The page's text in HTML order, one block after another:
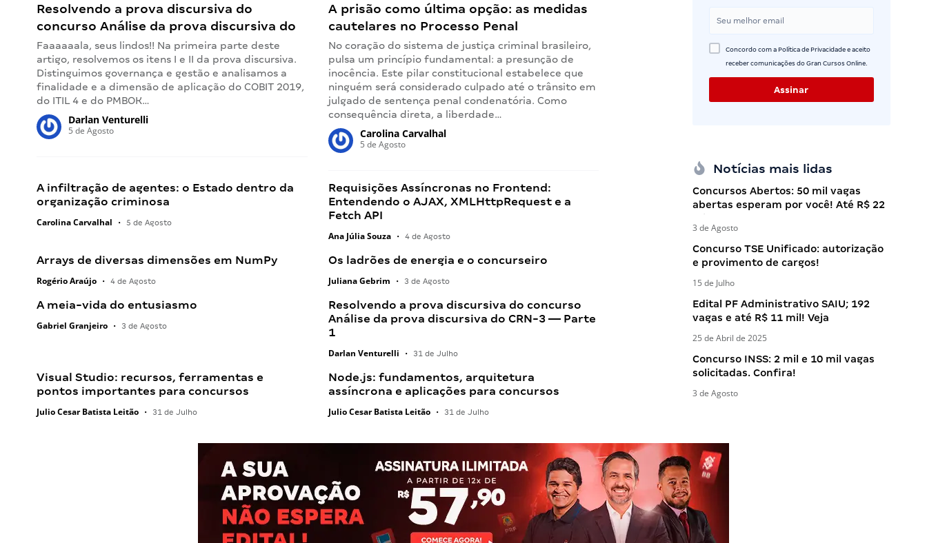
Resolvendo a prova discursiva do
concurso Análise da prova discursiva do
CRN-3 — Parte 2
Faaaaaala, seus lindos!! Na primeira parte deste
artigo, resolvemos os itens I e II da prova discursiva.
Distinguimos governança e gestão e analisamos a
finalidade e a dimensão de aplicação do COBIT 2019,
do ITIL 4 e do PMBOK…
Darlan Venturelli
5 de Agosto
A prisão como última opção: as medidas
cautelares no Processo Penal
No coração do sistema de justiça criminal brasileiro,
pulsa um princípio fundamental: a presunção de
inocência. Este pilar constitucional estabelece que
ninguém será considerado culpado até o trânsito em
julgado de sentença penal condenatória. Como
consequência direta, a liberdade…
Carolina Carvalhal
5 de Agosto
A infiltração de agentes: o Estado dentro da
organização criminosa
Carolina Carvalhal • 5 de Agosto
Requisições Assíncronas no Frontend:
Entendendo o AJAX, XMLHttpRequest e a
Fetch API
Ana Júlia Souza • 4 de Agosto
Arrays de diversas dimensões em NumPy
Rogério Araújo • 4 de Agosto
Os ladrões de energia e o concurseiro
Juliana Gebrim • 3 de Agosto
A meia-vida do entusiasmo
Gabriel Granjeiro • 3 de Agosto
Resolvendo a prova discursiva do concurso
Análise da prova discursiva do CRN-3 — Parte
1
Darlan Venturelli • 31 de Julho
Visual Studio: recursos, ferramentas e
pontos importantes para concursos
Julio Cesar Batista Leitão • 31 de Julho
Node.js: fundamentos, arquitetura
assíncrona e aplicações para concursos
Julio Cesar Batista Leitão • 31 de Julho
Concordo com a Política de Privacidade e aceito
receber comunicações do Gran Cursos Online.
Notícias mais lidas
Concursos Abertos: 50 mil vagas
abertas esperam por você! Até R$ 22
3 de Agosto
Concurso TSE Unificado: autorização
e provimento de cargos!
15 de Julho
Edital PF Administrativo SAIU; 192
vagas e até R$ 11 mil! Veja
25 de Abril de 2025
Concurso INSS: 2 mil e 10 mil vagas
solicitadas. Confira!
3 de Agosto